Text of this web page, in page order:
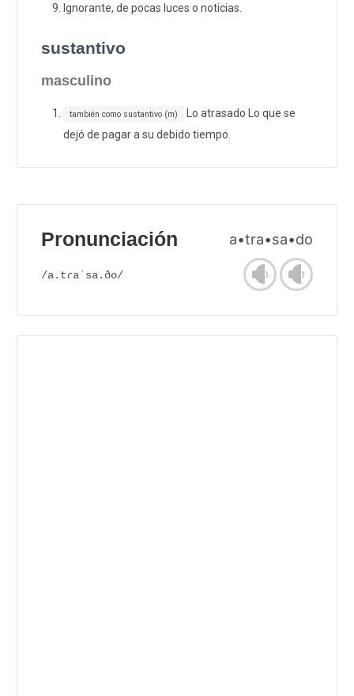
Ignorante, de pocas luces o noticias.
sustantivo
masculino
también como sustantivo (m)
Lo atrasado Lo que se
dejó de pagar a su debido tiempo.
Pronunciación a•tra•sa•do
/a.tɾaˈsa.ðo/